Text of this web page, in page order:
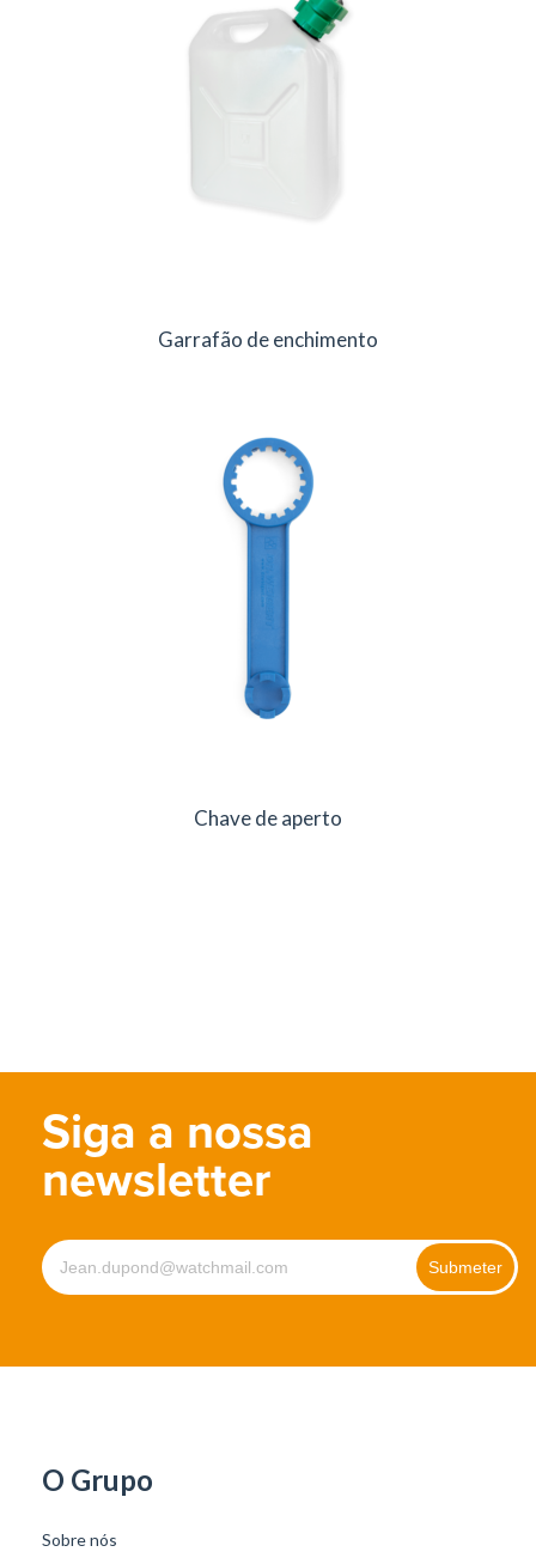
Garrafão de enchimento
Chave de aperto
Siga a nossa
newsletter
O Grupo
Sobre nós